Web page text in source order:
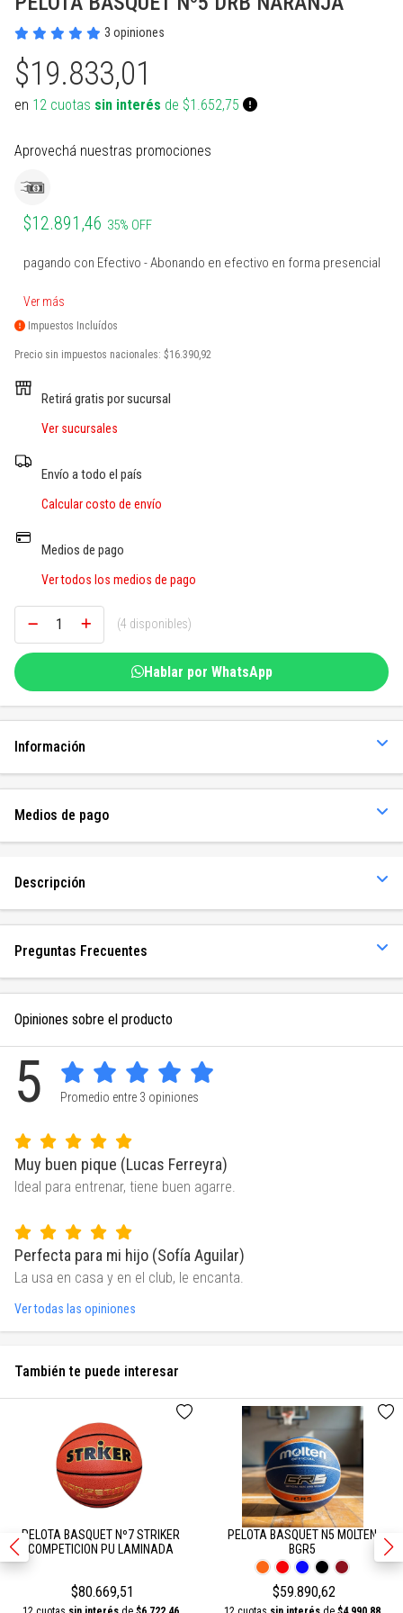
PROTECCIONES BOXEO
PERA Y CIELO Y TIERRA
Ver todos
SUPLEMENTOS NATURALES
Ver todos
INDUMENTARIA TERMICA
REHABILITACION
MARCACION Y COORDINACION
PROPOCIOCEPCION
PESAS RUSAS
PROTECCIONES
Ver todos
TENIS DE MESA
BOLSOS PORTA PELOTAS
PATINES Y AFINES
PELOTAS COLEGIALES
RUGBY Y FUTBOL AMERICANO
INFLADORES Y SILBATOS
INDUMENTARIA Y MEDIAS
SOGAS Y OTROS
Ver todos
3 opiniones
$19.833,01
en 12 cuotas sin interés de $1.652,75
Aprovechá nuestras promociones
$12.891,46 35% OFF
pagando con Efectivo - Abonando en efectivo en forma presencial
Ver más
Impuestos Incluídos
Precio sin impuestos nacionales: $16.390,92
Retirá gratis por sucursal
Ver sucursales
Envío a todo el país
Calcular costo de envío
Medios de pago
Ver todos los medios de pago
(4 disponibles)
Hablar por WhatsApp
Información
Medios de pago
Descripción
Preguntas Frecuentes
Opiniones sobre el producto
5 Promedio entre 3 opiniones
Muy buen pique (Lucas Ferreyra)
Ideal para entrenar, tiene buen agarre.
Perfecta para mi hijo (Sofía Aguilar)
La usa en casa y en el club, le encanta.
Ver todas las opiniones
También te puede interesar
PELOTA BASQUET Nº7 STRIKER
COMPETICION PU LAMINADA
$80.669,51
PELOTA BASQUET N5 MOLTEN
BGR5
$59.890,62